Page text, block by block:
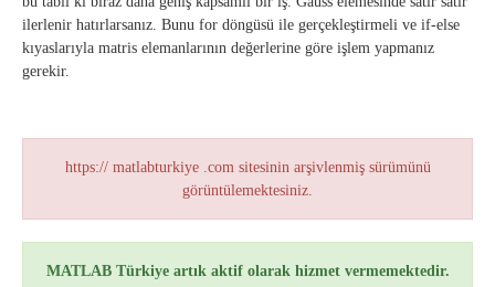
ilerlenir hatırlarsanız. Bunu for döngüsü ile gerçekleştirmeli ve if-else
kıyaslarıyla matris elemanlarının değerlerine göre işlem yapmanız
gerekir.
https:// matlabturkiye .com sitesinin arşivlenmiş sürümünü
görüntülemektesiniz.
MATLAB Türkiye artık aktif olarak hizmet vermemektedir.